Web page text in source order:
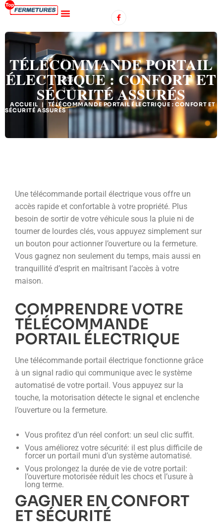
TÉLÉCOMMANDE PORTAIL
ÉLECTRIQUE : CONFORT ET
SÉCURITÉ ASSURÉS
ACCUEIL | TÉLÉCOMMANDE PORTAIL ÉLECTRIQUE : CONFORT ET
SÉCURITÉ ASSURÉS
Une télécommande portail électrique vous offre un
accès rapide et confortable à votre propriété. Plus
besoin de sortir de votre véhicule sous la pluie ni de
tourner de lourdes clés, vous appuyez simplement sur
un bouton pour actionner l’ouverture ou la fermeture.
Vous gagnez non seulement du temps, mais aussi en
tranquillité d’esprit en maîtrisant l’accès à votre
maison.
COMPRENDRE VOTRE
TÉLÉCOMMANDE
PORTAIL ÉLECTRIQUE
Une télécommande portail électrique fonctionne grâce
à un signal radio qui communique avec le système
automatisé de votre portail. Vous appuyez sur la
touche, la motorisation détecte le signal et enclenche
l’ouverture ou la fermeture.
Vous profitez d’un réel confort: un seul clic suffit.
Vous améliorez votre sécurité: il est plus difficile de
forcer un portail muni d’un système automatisé.
Vous prolongez la durée de vie de votre portail:
l’ouverture motorisée réduit les chocs et l’usure à
long terme.
GAGNER EN CONFORT
ET SÉCURITÉ